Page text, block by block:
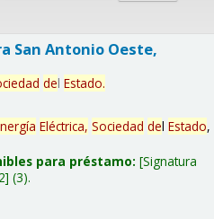
San Antonio Oeste,
del Estado.
Eléctrica, Sociedad del Estado,
para préstamo: Signatura
(3).